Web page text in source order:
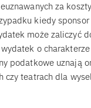
za
kiedy sponsor
może zaliczyć
o
podatkowe uznają
czy teatrach dla